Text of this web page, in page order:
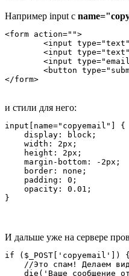
Например input с
<form action="">
</form>
и стили для него:
input[name="copyemail"] {
    display: block;
    width: 2px;
    height: 2px;
    margin-bottom: -2px;
    border: none;
    padding: 0;
    opacity: 0.01;
}
И дальше уже на сервере
if
//Это спам! Делаем
die('Ваше сообщение